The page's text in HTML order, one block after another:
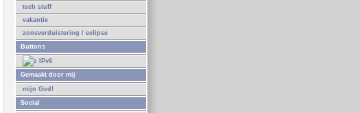
tech stuff
vakantie
zonsverduistering / eclipse
Buttons
Gemaakt door mij
mijn God!
Social